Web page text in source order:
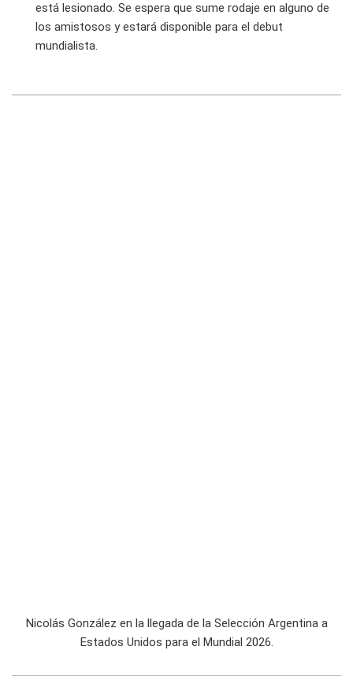
está lesionado. Se espera que sume rodaje en alguno de
los amistosos y estará disponible para el debut
mundialista.
Nicolás González en la llegada de la Selección Argentina a
Estados Unidos para el Mundial 2026.